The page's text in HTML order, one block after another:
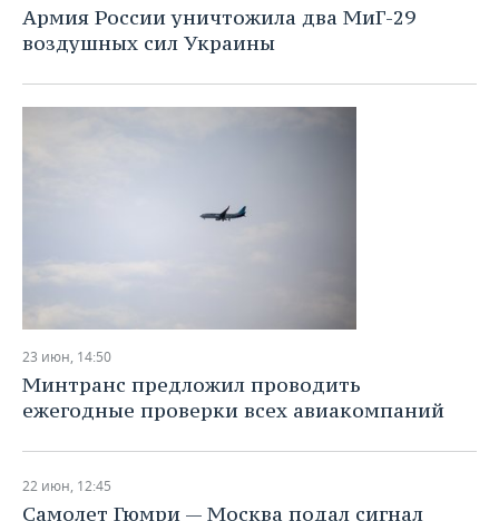
Армия России уничтожила два МиГ-29
воздушных сил Украины
23 июн, 14:50
Минтранс предложил проводить
ежегодные проверки всех авиакомпаний
22 июн, 12:45
Самолет Гюмри — Москва подал сигнал